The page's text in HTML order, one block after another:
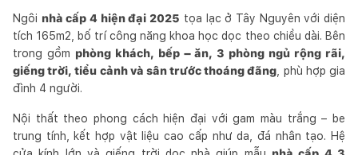
Ngôi nhà cấp 4 hiện đại 2025 tọa lạc ở Tây Nguyên với diện
tích 165m2, bố trí công năng khoa học dọc theo chiều dài. Bên
trong gồm phòng khách, bếp – ăn, 3 phòng ngủ rộng rãi,
giếng trời, tiểu cảnh và sân trước thoáng đãng , phù hợp gia
đình 4 người.
Nội thất theo phong cách hiện đại với gam màu trắng – be
trung tính, kết hợp vật liệu cao cấp như da, đá nhân tạo. Hệ